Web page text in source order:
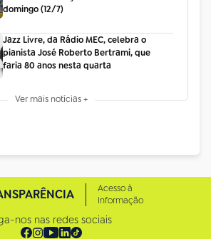
domingo (12/7)
Jazz Livre, da Rádio MEC, celebra o
pianista José Roberto Bertrami, que
faria 80 anos nesta quarta
Ver mais notícias +
Acesso à
Informação
nos nas redes sociais